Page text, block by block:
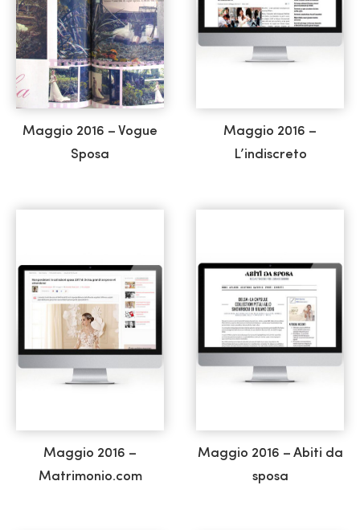
Maggio 2016 – Vogue
Sposa
Maggio 2016 –
L’indiscreto
Maggio 2016 –
Matrimonio.com
Maggio 2016 – Abiti da
sposa